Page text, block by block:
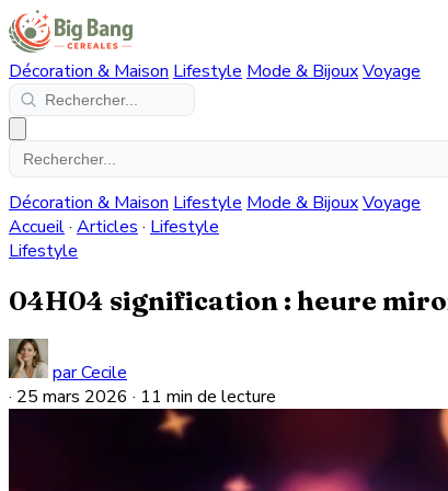
Décoration & Maison Lifestyle Mode & BijouxVoyage
Décoration & Maison Lifestyle Mode & BijouxVoyage
Accueil· Articles · Lifestyle
Lifestyle
04H04 signification : heure
par Cecile
· 25 mars 2026 · 11 min de lecture